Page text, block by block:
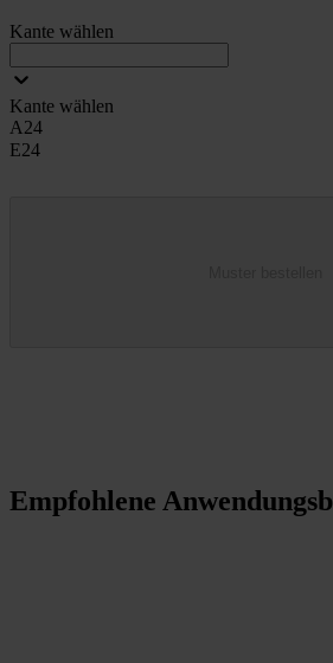
Kante wählen
Kante wählen
A24
E24
Empfohlene